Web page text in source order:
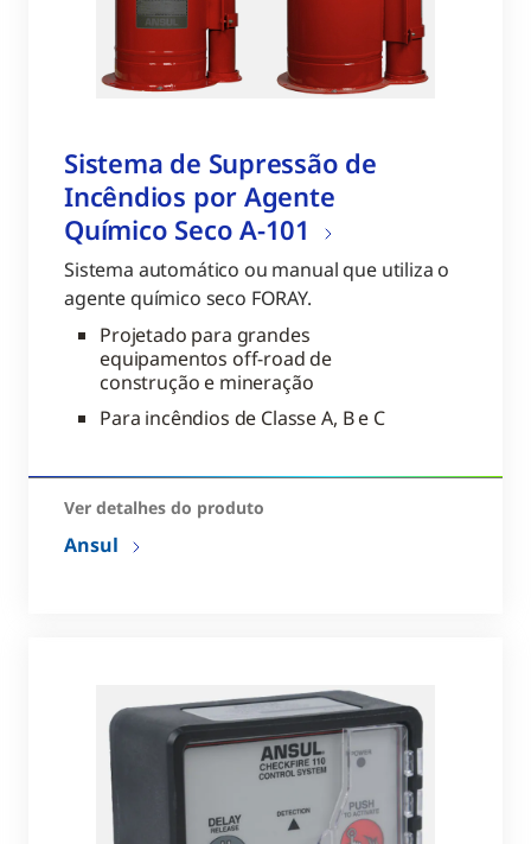
Sistema de Supressão de
Incêndios por Agente
Químico Seco A-101
Sistema automático ou manual que utiliza o
agente químico seco FORAY.
Projetado para grandes
equipamentos off-road de
construção e mineração
Para incêndios de Classe A, B e C
Ver detalhes do produto
Ansul